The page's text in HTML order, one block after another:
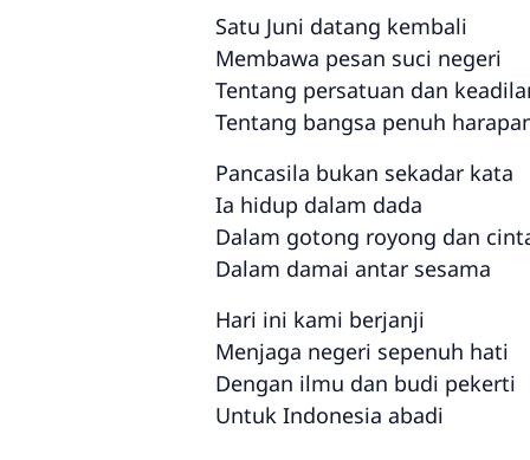
Satu Juni datang kembali
Membawa pesan suci negeri
Tentang persatuan dan
Tentang bangsa penuh
Pancasila bukan sekadar kata
Ia hidup dalam dada
Dalam gotong royong dan
Dalam damai antar sesama
Hari ini kami berjanji
Menjaga negeri sepenuh hati
Dengan ilmu dan budi pekerti
Untuk Indonesia abadi